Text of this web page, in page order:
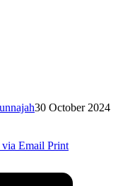
30 October 2024
via Email Print